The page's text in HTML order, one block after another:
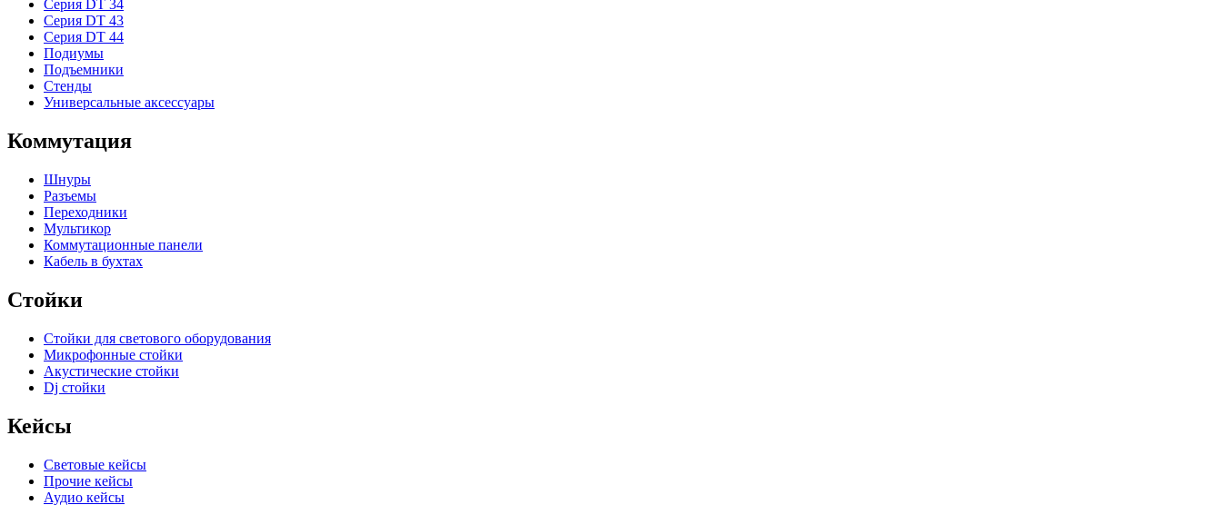
Серия DT 34
Серия DT 43
Серия DT 44
Подиумы
Подъемники
Стенды
Универсальные аксессуары
Коммутация
Шнуры
Разъемы
Переходники
Мультикор
Коммутационные панели
Кабель в бухтах
Стойки
Стойки для светового оборудования
Микрофонные стойки
Акустические стойки
Dj стойки
Кейсы
Световые кейсы
Прочие кейсы
Аудио кейсы